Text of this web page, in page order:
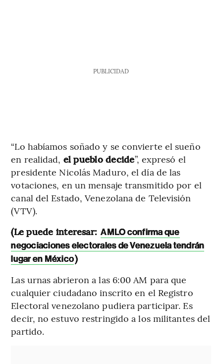
PUBLICIDAD
“Lo habíamos soñado y se convierte el sueño
en realidad, el pueblo decide”, expresó el
presidente Nicolás Maduro, el día de las
votaciones, en un mensaje transmitido por el
canal del Estado, Venezolana de Televisión
(VTV).
(Le puede interesar: AMLO confirma que
negociaciones electorales de Venezuela tendrán
lugar en México)
Las urnas abrieron a las 6:00 AM para que
cualquier ciudadano inscrito en el Registro
Electoral venezolano pudiera participar. Es
decir, no estuvo restringido a los militantes del
partido.